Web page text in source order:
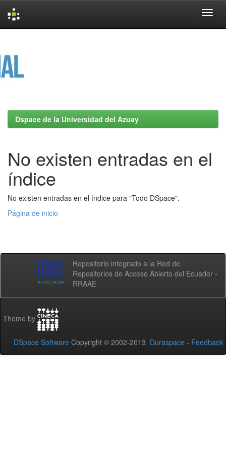
Dspace de la Universidad del Azuay
No existen entradas en el
índice
No existen entradas en el índice para "Todo DSpace".
Página de inicio
Repositorio integrado a la Red de
Repositorios de Acceso Abierto del Ecuador -
RRAAE
Theme by
DSpace Software Copyright © 2002-2013 Duraspace - Feedback